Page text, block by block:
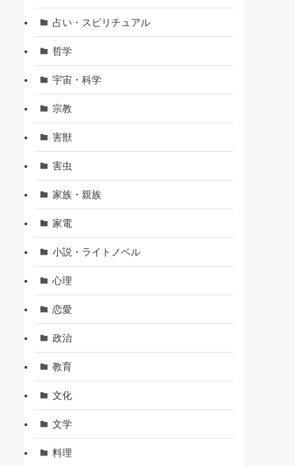
占い・スピリチュアル
哲学
宇宙・科学
宗教
害獣
害虫
家族・親族
家電
小説・ライトノベル
心理
恋愛
政治
教育
文化
文学
料理